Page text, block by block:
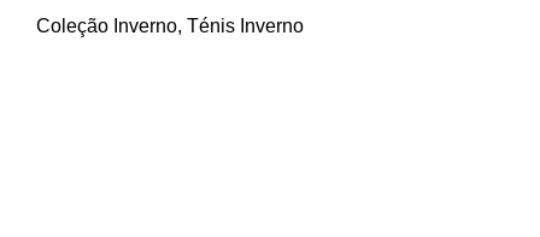
Coleção Inverno, Ténis Inverno